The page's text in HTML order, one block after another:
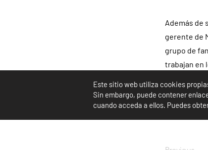
Además de
gerente de
grupo de
trabajan en
quieren
Blanco.
Este sitio web utiliza cookies
Sin embargo, puede contener
cuando acceda a ellos. Puedes